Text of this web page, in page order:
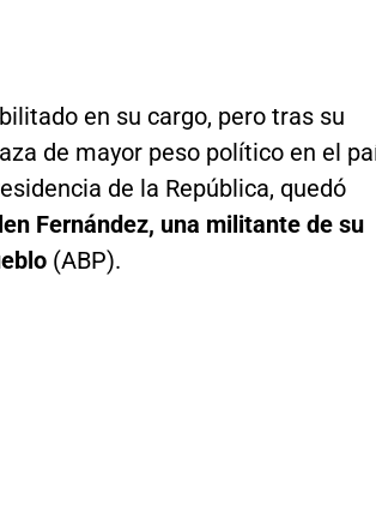
en su cargo, pero tras su
de mayor peso político en el
de la República, quedó
Fernández, una militante de su
(ABP).